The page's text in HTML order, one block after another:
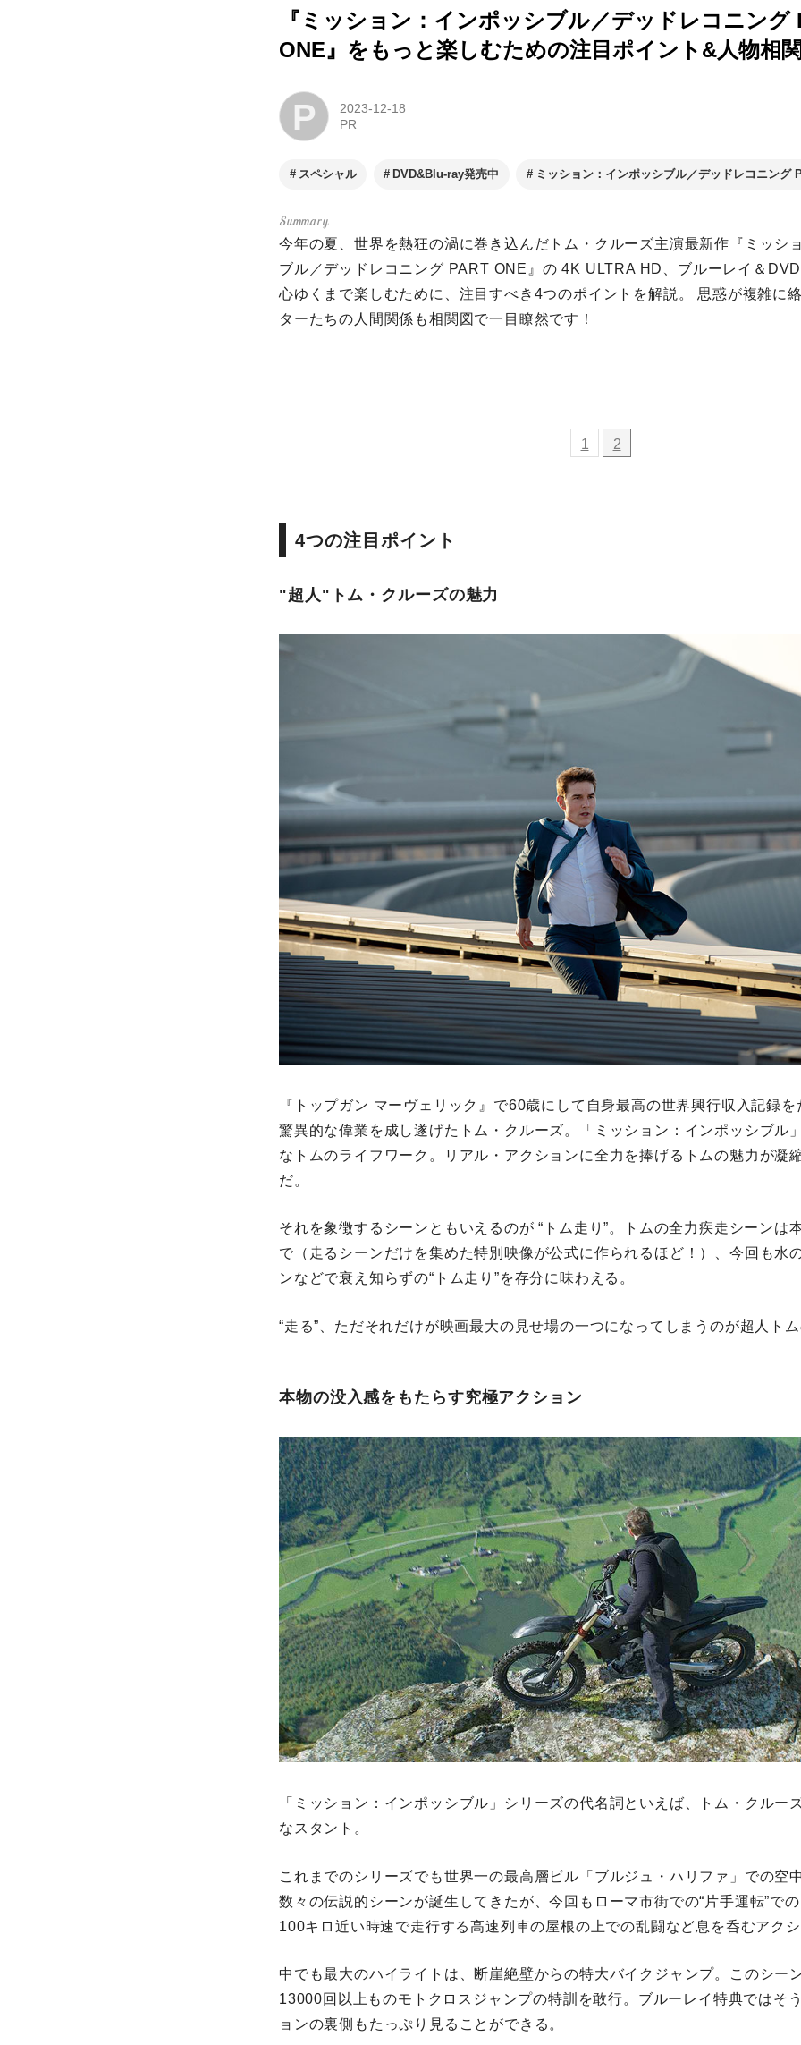
『ミッション：インポッシブル／デッドレコニング
ONE』をもっと楽しむための注目ポイント&人物相
P
2023-12-18
PR
スペシャル DVD&Blu-ray発売中 ミッション：インポッシブル／デッドレコニング
今年の夏、世界を熱狂の渦に巻き込んだトム・クルーズ主演最新作『 ミッシ
ブル／デッドレコニング PART ONE 』の 4K ULTRA HD、ブルーレイ＆
心ゆくまで楽しむために、注目すべき4つのポイントを解説。 思惑が複雑に
ターたちの人間関係も相関図で一目瞭然です！
1 2
4つの注目ポイント
"超人"トム・クルーズの魅力
『トップガン マーヴェリック』で60歳にして自身最高の世界興行収入記録
驚異的な偉業を成し遂げたトム・クルーズ。「ミッション：インポッシブル
なトムのライフワーク。リアル・アクションに全力を捧げるトムの魅力が凝
だ。
それを象徴するシーンともいえるのが “トム走り”。トムの全力疾走シーンは
で（走るシーンだけを集めた特別映像が公式に作られるほど！）、今回も水
ンなどで衰え知らずの“トム走り”を存分に味わえる。
“走る”、ただそれだけが映画最大の見せ場の一つになってしまうのが超人ト
本物の没入感をもたらす究極アクション
「ミッション：インポッシブル」シリーズの代名詞といえば、トム・クルー
なスタント。
これまでのシリーズでも世界一の最高層ビル「ブルジュ・ハリファ」での空
数々の伝説的シーンが誕生してきたが、今回もローマ市街での“片手運転”で
100キロ近い時速で走行する高速列⾞の屋根の上での乱闘など息を呑むアク
中でも最大のハイライトは、断崖絶壁からの特大バイクジャンプ。このシー
13000回以上ものモトクロスジャンプの特訓を敢行。ブルーレイ特典ではそ
ョンの裏側もたっぷり見ることができる。